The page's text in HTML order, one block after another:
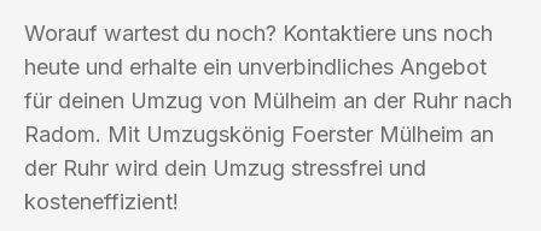
Worauf wartest du noch? Kontaktiere uns noch
heute und erhalte ein unverbindliches Angebot
für deinen Umzug von Mülheim an der Ruhr nach
Radom. Mit Umzugskönig Foerster Mülheim an
der Ruhr wird dein Umzug stressfrei und
kosteneffizient!